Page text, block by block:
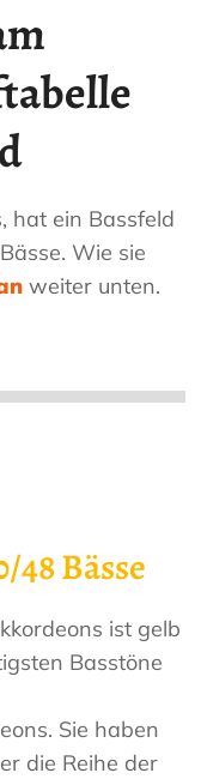
hat ein Bassfeld
Wie sie
weiter unten.
Bässe
ist gelb
Basstöne
Sie haben
die Reihe der